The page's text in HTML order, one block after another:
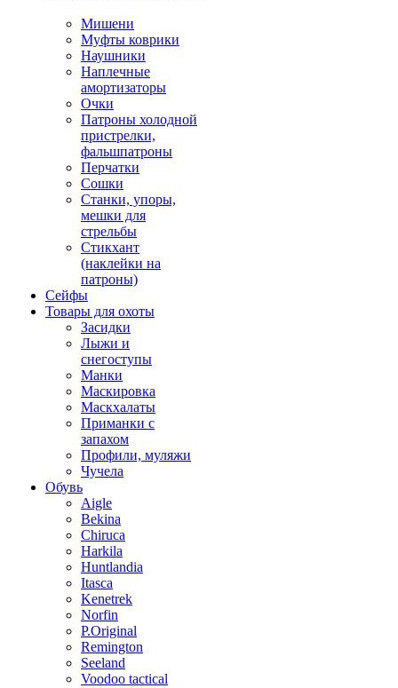
Мишени
Муфты коврики
Наушники
Наплечные
амортизаторы
Очки
Патроны холодной
пристрелки,
фальшпатроны
Перчатки
Сошки
Станки, упоры,
мешки для
стрельбы
Стикхант
(наклейки на
патроны)
Сейфы
Товары для охоты
Засидки
Лыжи и
снегоступы
Манки
Маскировка
Маскхалаты
Приманки с
запахом
Профили, муляжи
Чучела
Обувь
Aigle
Bekina
Chiruсa
Harkila
Huntlandia
Itasca
Kenetrek
Norfin
P.Original
Remington
Seeland
Voodoo tactical